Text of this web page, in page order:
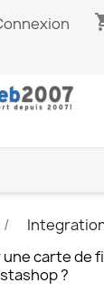
carte de
?